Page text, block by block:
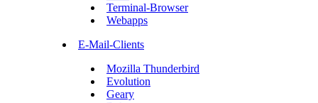
Terminal-Browser
Webapps
E-Mail-Clients
Mozilla Thunderbird
Evolution
Geary